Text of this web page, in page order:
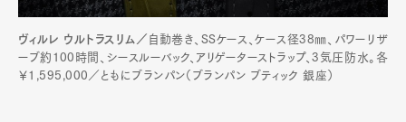
ヴィルレ ウルトラスリム／ 自動巻き、SSケース、ケース径38㎜、パワーリザ
ーブ約100時間、シースルーバック、アリゲーターストラップ、3気圧防水。各
￥1,595,000／ともにブランパン（ブランパン ブティック 銀座）